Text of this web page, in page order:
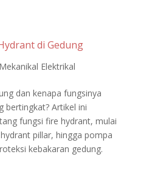
di Gedung
Mekanikal Elektrikal
dan kenapa fungsinya
bertingkat? Artikel ini
fungsi fire hydrant, mulai
pillar, hingga pompa
kebakaran gedung.